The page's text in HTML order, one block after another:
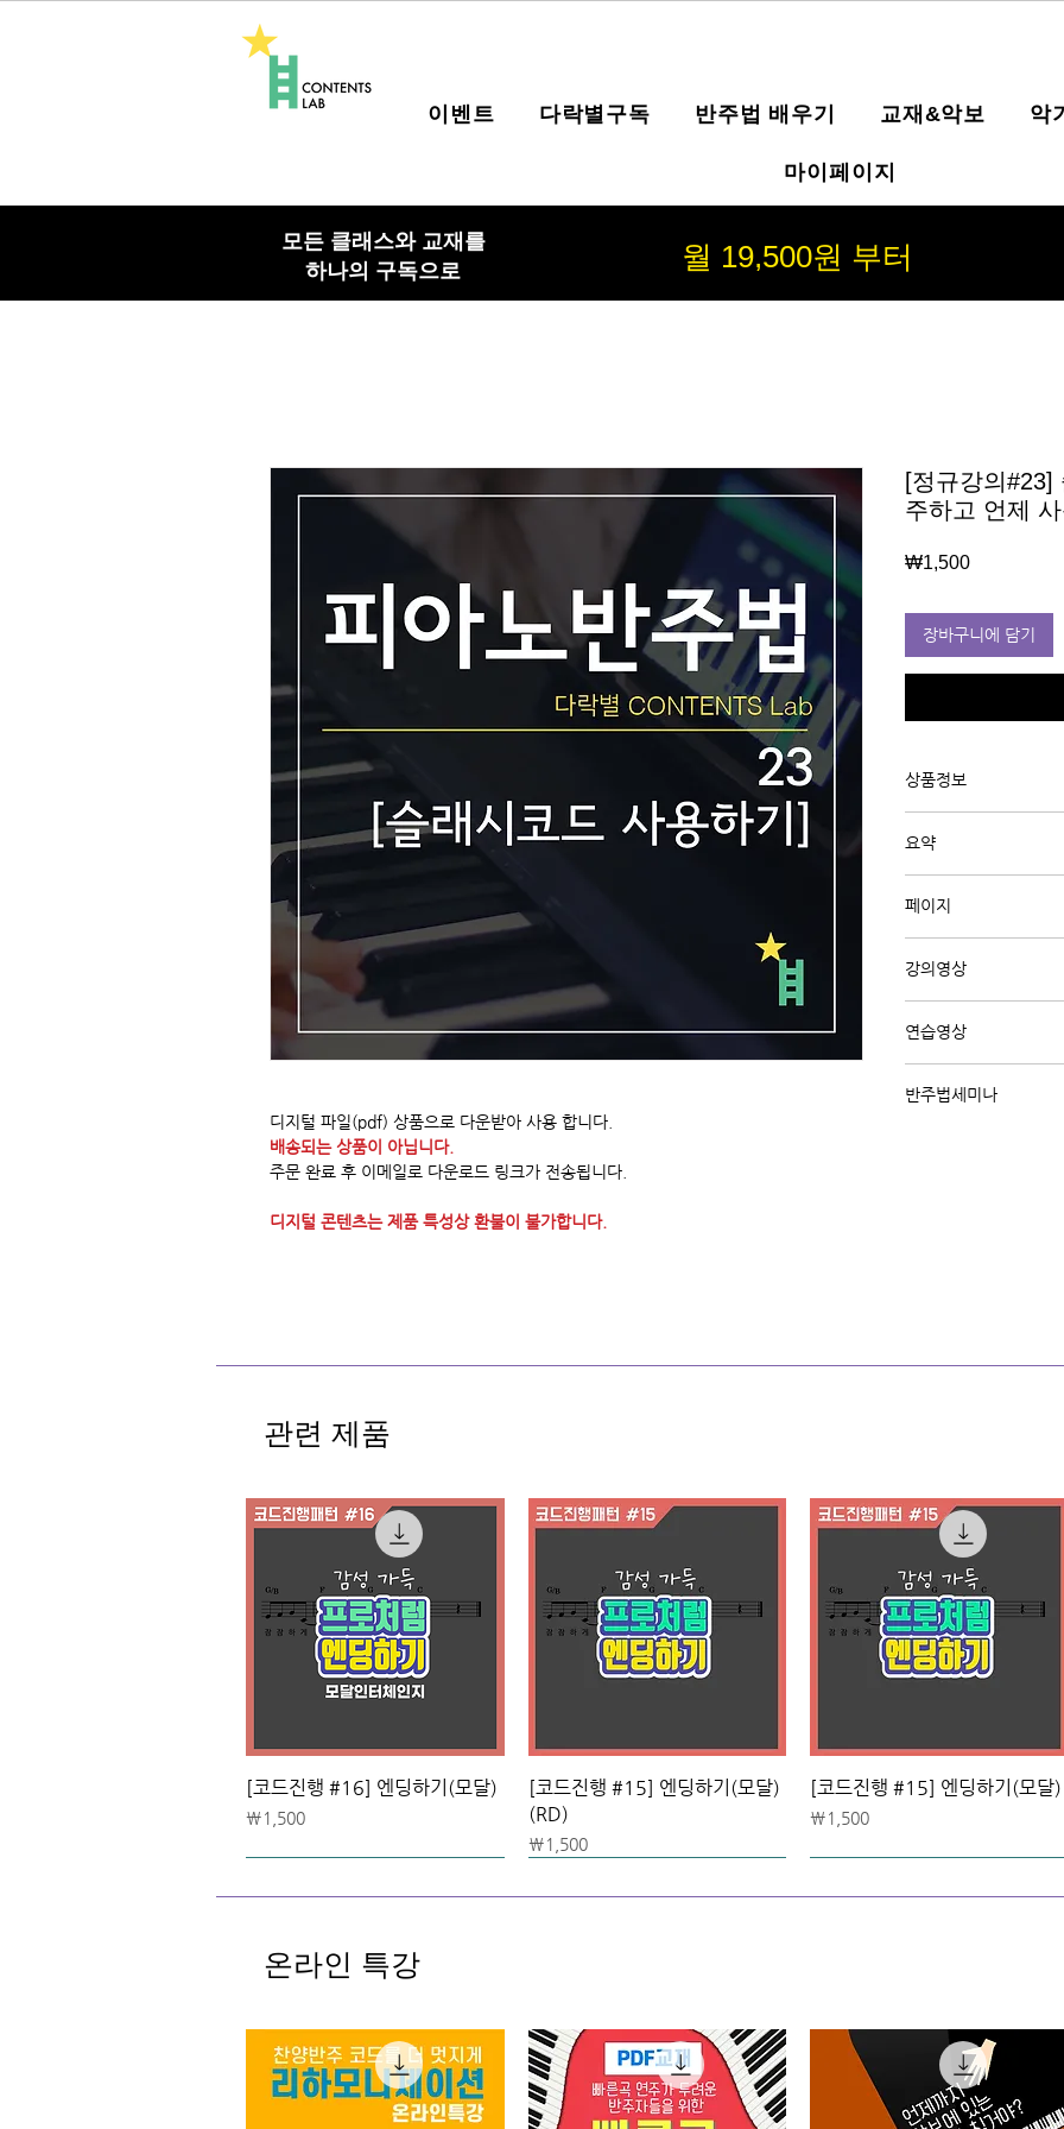
이벤트 다락별구독 반주법 배우기 교재&악보 악
마이페이지
모든 클래스와 교재를
하나의 구독으로
월 19,500원 부터
디지털 파일(pdf) 상품으로 다운받아 사용 합니다.
배송되는 상품이 아닙니다.
주문 완료 후 이메일로 다운로드 링크가 전송됩니다.
디지털 콘텐츠는 제품 특성상 환불이 불가합니다.
[정규강의#23]
주하고 언제
₩1,500가
장바구니에 담기
상품정보
다.
요약
손과 오른손이 다른 음
슬래시 코드를 배워 볼
페이지
강의영상
연습영상
반주법세미나
관련 제품
[코드진행 #16] 엔딩하기(모달)
가격
₩1,500
[코드진행 #15] 엔딩하기(모달)
(RD)
가격
₩1,500
[코드진행 #15] 엔딩하기(모달)
가격
₩1,500
온라인 특강